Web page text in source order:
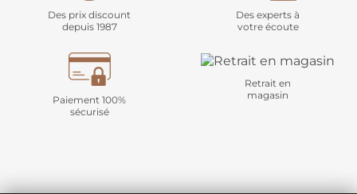
Des prix discount
depuis 1987
Des experts à
votre écoute
Paiement 100%
sécurisé
Retrait en
magasin